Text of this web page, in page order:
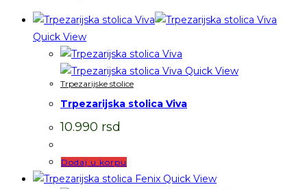
Quick View
Quick View
Trpezarijske stolice
Trpezarijska stolica Viva
10.990 rsd
Dodaj u korpu
Quick View